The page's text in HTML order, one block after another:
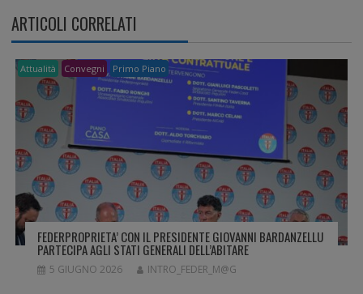
A
Z
I
O
N
E
A
T
C
O
L
ARTICOLI CORRELATI
Attualità Convegni Primo Piano
FEDERPROPRIETA’ CON IL PRESIDENTE GIOVANNI BARDANZELLU
PARTECIPA AGLI STATI GENERALI DELL’ABITARE
5 GIUGNO 2026 INTRO_FEDER_M@G